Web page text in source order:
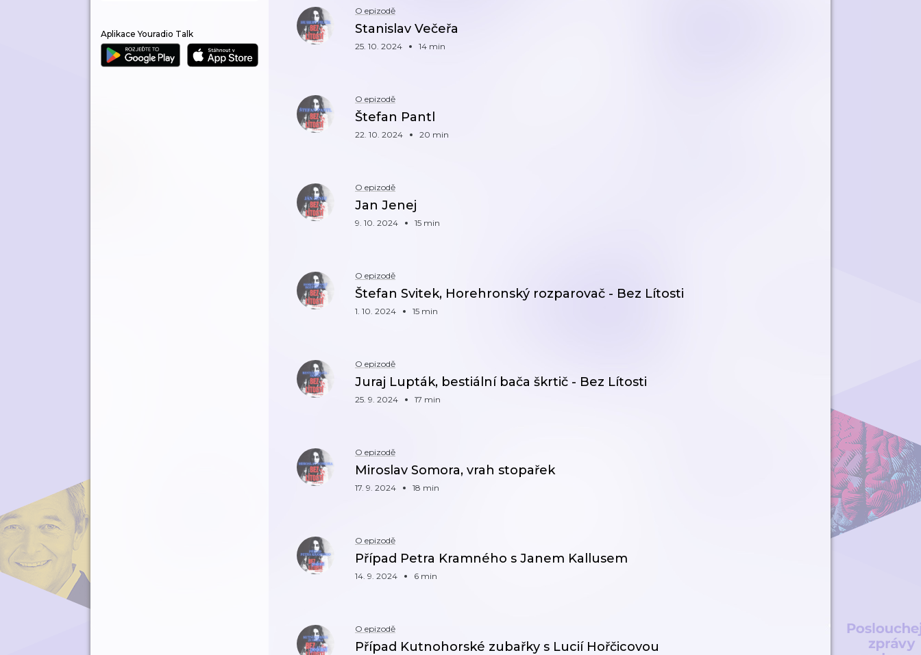
Aplikace Youradio Talk
O epizodě
Stanislav Večeřa
25. 10. 2024 14 min
O epizodě
Štefan Pantl
22. 10. 2024 20 min
O epizodě
Jan Jenej
9. 10. 2024 15 min
O epizodě
Štefan Svitek, Horehronský rozparovač - Bez Lítosti
1. 10. 2024 15 min
O epizodě
Juraj Lupták, bestiální bača škrtič - Bez Lítosti
25. 9. 2024 17 min
O epizodě
Miroslav Somora, vrah stopařek
17. 9. 2024 18 min
O epizodě
Případ Petra Kramného s Janem Kallusem
14. 9. 2024 6 min
O epizodě
Případ Kutnohorské zubařky s Lucií Hořčicovou